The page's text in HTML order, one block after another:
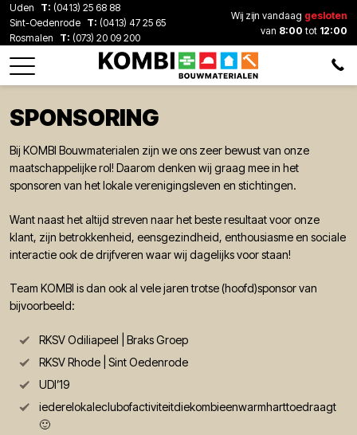
Uden T: (0413) 25 68 88
Sint-Oedenrode T: (0413) 47 25 65
Rosmalen
T: (073) 20 09 200
Wij zijn vandaag gesloten
van 8:00 tot 12:00
SPONSORING
Bij KOMBI Bouwmaterialen zijn we ons zeer bewust van onze
maatschappelijke rol! Daarom denken wij graag mee in het
sponsoren van het lokale verenigingsleven en stichtingen.
Want naast het altijd streven naar het beste resultaat voor onze
klant, zijn betrokkenheid, eensgezindheid, enthousiasme en sociale
interactie ook de drijfveren waar wij dagelijks voor staan!
Team KOMBI is dan ook al vele jaren trotse (hoofd)sponsor van
bijvoorbeeld:
RKSV Odiliapeel | Braks Groep
RKSV Rhode | Sint Oedenrode
UDI’19
iederelokaleclubofactiviteitdiekombieenwarmharttoedraagt
🙂